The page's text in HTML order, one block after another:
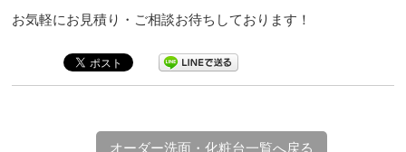
お気軽にお見積り・ご相談お待ちしております！
オーダー洗面・化粧台一覧へ戻る